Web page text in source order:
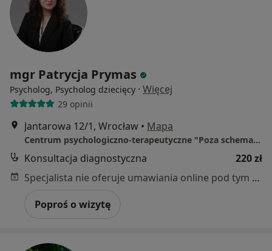
mgr Patrycja Prymas
Psycholog, Psycholog dziecięcy · Więcej
29 opinii
Jantarowa 12/1, Wrocław • Mapa
Centrum psychologiczno-terapeutyczne "Poza schematem"
Konsultacja diagnostyczna
220 zł
Specjalista nie oferuje umawiania online pod tym adresem.
Poproś o wizytę